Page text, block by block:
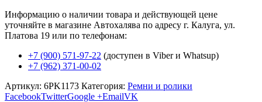
Информацию о наличии товара и действующей цене
уточняйте в магазине Автохалява по адресу г. Калуга, ул.
Платова 19 или по телефонам:
+7 (900) 571-97-22 (доступен в Viber и Whatsup)
+7 (962) 371-00-02
Артикул: 6PK1173 Категория: Ремни и ролики
FacebookTwitterGoogle +EmailVK